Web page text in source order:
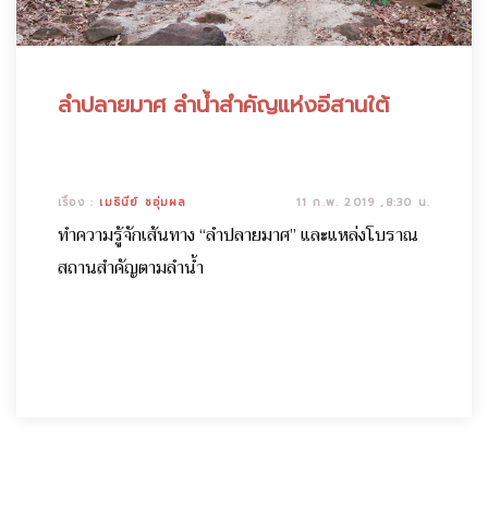
ลำปลายมาศ ลำน้ำสำคัญแห่งอีสานใต้
เรื่อง : เมธินีย์ ชอุ่มผล 11 ก.พ. 2019 ,8:30 น.
ทำความรู้จักเส้นทาง “ลำปลายมาศ” และแหล่งโบราณ
สถานสำคัญตามลำน้ำ